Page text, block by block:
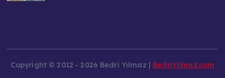
Copyright © 2012 - 2026 Bedri Yılmaz | BedriYilmaz.com